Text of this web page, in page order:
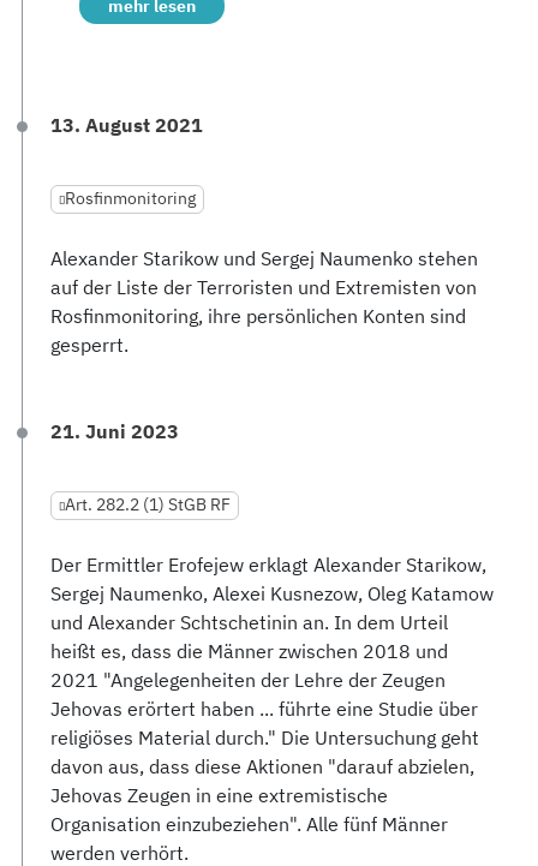
mehr lesen
13. August 2021
Rosfinmonitoring
Alexander Starikow und Sergej Naumenko stehen
auf der Liste der Terroristen und Extremisten von
Rosfinmonitoring, ihre persönlichen Konten sind
gesperrt.
21. Juni 2023
Art. 282.2 (1) StGB RF
Der Ermittler Erofejew erklagt Alexander Starikow,
Sergej Naumenko, Alexei Kusnezow, Oleg Katamow
und Alexander Schtschetinin an. In dem Urteil
heißt es, dass die Männer zwischen 2018 und
2021 "Angelegenheiten der Lehre der Zeugen
Jehovas erörtert haben ... führte eine Studie über
religiöses Material durch." Die Untersuchung geht
davon aus, dass diese Aktionen "darauf abzielen,
Jehovas Zeugen in eine extremistische
Organisation einzubeziehen". Alle fünf Männer
werden verhört.